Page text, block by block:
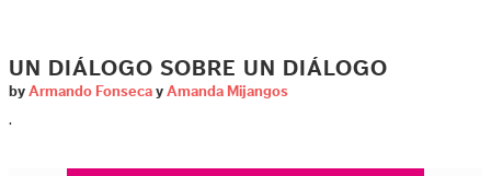
UN DIÁLOGO SOBRE UN DIÁLOGO
by Armando Fonseca y Amanda Mijangos
.